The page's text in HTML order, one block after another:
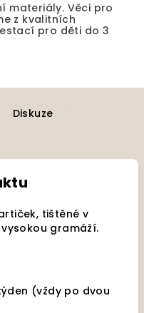
materiály. Věci pro
z kvalitních
pro děti do 3
Diskuze
tištěné v
gramáží.
(vždy po dvou